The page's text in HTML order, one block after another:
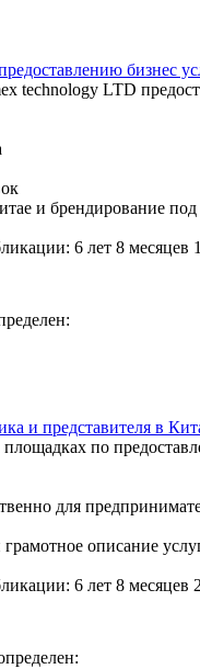
бизнес
technology LTD
и брендирование
6 лет 8 месяцев
и представителя в
площадках по
для
описание
6 лет 8 месяцев